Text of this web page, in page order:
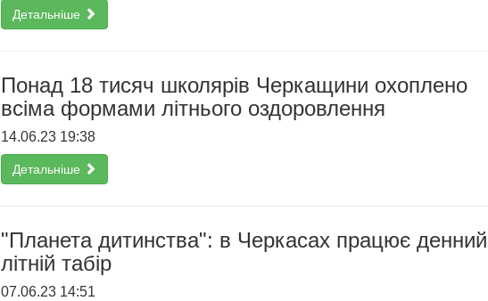
Детальніше
Понад 18 тисяч школярів Черкащини охоплено
всіма формами літнього оздоровлення
14.06.23 19:38
Детальніше
"Планета дитинства": в Черкасах працює денний
літній табір
07.06.23 14:51